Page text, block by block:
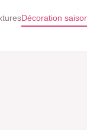
Décoration